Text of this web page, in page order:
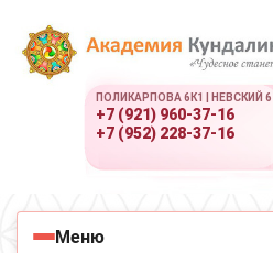
ПОЛИКАРПОВА 6К1 | НЕВСКИЙ
+7 (921) 960-37-16
+7 (952) 228-37-16
Меню